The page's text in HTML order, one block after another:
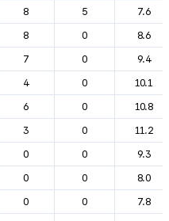
8 5
7.6
8 0
8.6
7 0
9.4
4 0
10.1
6 0
10.8
3 0
11.2
0 0
9.3
0 0
8.0
0 0
7.8